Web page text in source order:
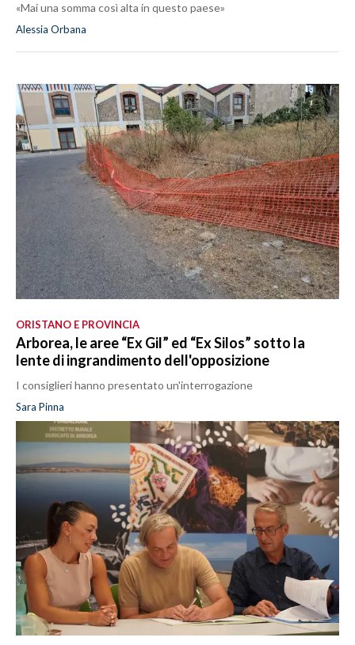
«Mai una somma così alta in questo paese»
Alessia Orbana
ORISTANO E PROVINCIA
Arborea, le aree “Ex Gil” ed “Ex Silos” sotto la
lente di ingrandimento dell'opposizione
I consiglieri hanno presentato un'interrogazione
Sara Pinna